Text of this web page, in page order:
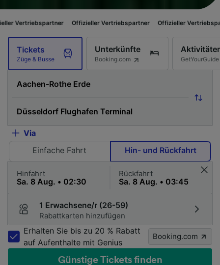
Offizieller Vertriebspartner Offizieller Vertriebspartner
Tickets
Züge & Busse
Unterkünfte
Booking.com GetYourGuide
Via
Einfache Fahrt
Hin- und Rückfahrt
Hinfahrt Rückfahrt
1 Erwachsene/r (26-59)
Rabattkarten hinzufügen
Erhalten Sie bis zu 20 % Rabatt
auf Aufenthalte mit Genius
Booking.com
Günstige Tickets finden